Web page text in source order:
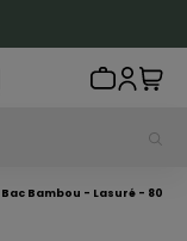
Bac Bambou - Lasuré - 80